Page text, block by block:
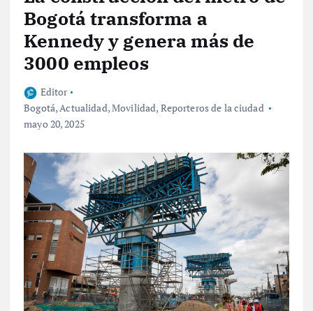
Bogotá transforma a
Kennedy y genera más de
3000 empleos
Editor
Bogotá,Actualidad,Movilidad, Reporteros de la ciudad
mayo 20, 2025